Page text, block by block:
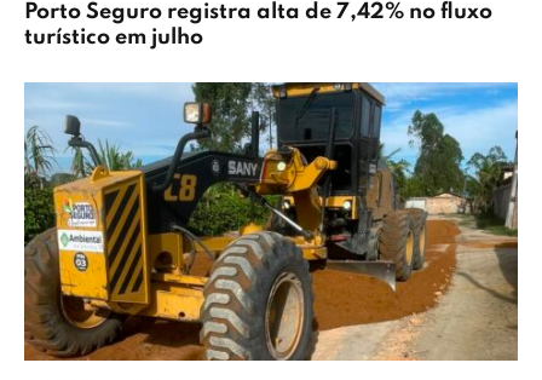
Porto Seguro registra alta de 7,42% no fluxo
turístico em julho